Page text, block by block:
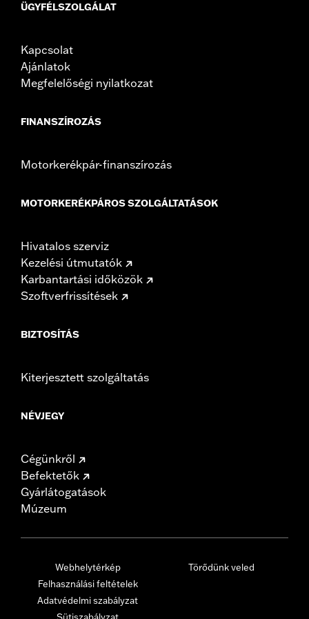
ÜGYFÉLSZOLGÁLAT
Kapcsolat
Ajánlatok
Megfelelőségi nyilatkozat
FINANSZÍROZÁS
Motorkerékpár-finanszírozás
MOTORKERÉKPÁROS SZOLGÁLTATÁSOK
Hivatalos szerviz
Kezelési útmutatók
Karbantartási időközök
Szoftverfrissítések
BIZTOSÍTÁS
Kiterjesztett szolgáltatás
NÉVJEGY
Cégünkről
Befektetők
Gyárlátogatások
Múzeum
Webhelytérkép
Felhasználási feltételek
Adatvédelmi szabályzat
Sütiszabályzat
Törődünk veled